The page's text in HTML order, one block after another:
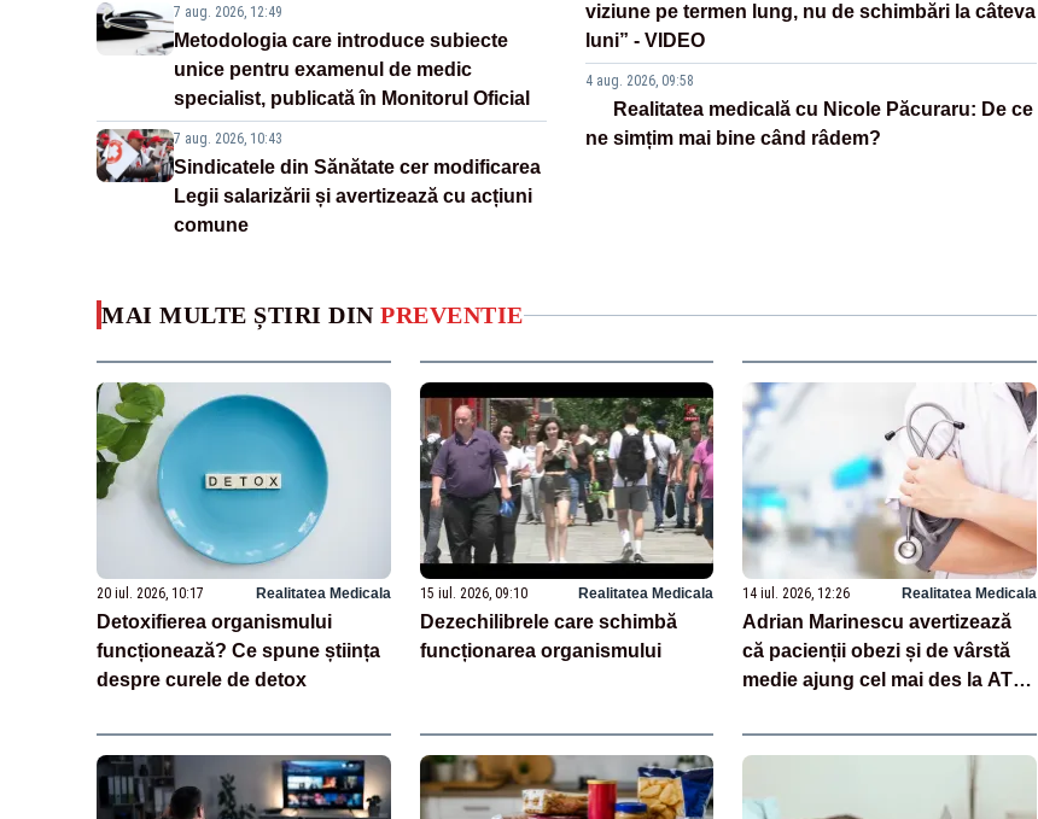
7 aug. 2026, 12:49
Metodologia care introduce subiecte
unice pentru examenul de medic
specialist, publicată în Monitorul Oficial
7 aug. 2026, 10:43
Sindicatele din Sănătate cer modificarea
Legii salarizării și avertizează cu acțiuni
comune
viziune pe termen lung, nu de schimbări la câteva
luni” - VIDEO
4 aug. 2026, 09:58
Realitatea medicală cu Nicole Păcuraru: De ce
ne simțim mai bine când râdem?
MAI MULTE ȘTIRI DIN PREVENTIE
20 iul. 2026, 10:17 Realitatea Medicala
Detoxifierea organismului
funcționează? Ce spune știința
despre curele de detox
15 iul. 2026, 09:10 Realitatea Medicala
Dezechilibrele care schimbă
funcționarea organismului
14 iul. 2026, 12:26 Realitatea Medicala
Adrian Marinescu avertizează
că pacienții obezi și de vârstă
medie ajung cel mai des la ATI